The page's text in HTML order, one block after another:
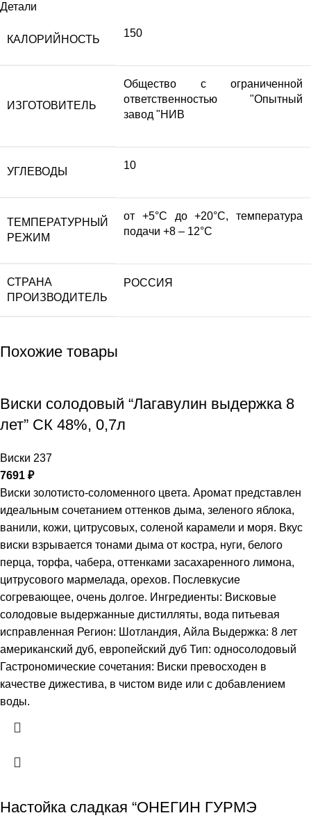
Детали
КАЛОРИЙНОСТЬ
150
ИЗГОТОВИТЕЛЬ
Общество с ограниченной
ответственностью "Опытный
завод "НИВ
УГЛЕВОДЫ
10
ТЕМПЕРАТУРНЫЙ
РЕЖИМ
от +5°С до +20°С, температура
подачи +8 – 12°С
СТРАНА
ПРОИЗВОДИТЕЛЬ
РОССИЯ
Похожие товары
Виски солодовый “Лагавулин выдержка 8
лет” СК 48%, 0,7л
Виски 237
7691 ₽
Виски золотисто-соломенного цвета. Аромат представлен
идеальным сочетанием оттенков дыма, зеленого яблока,
ванили, кожи, цитрусовых, соленой карамели и моря. Вкус
виски взрывается тонами дыма от костра, нуги, белого
перца, торфа, чабера, оттенками засахаренного лимона,
цитрусового мармелада, орехов. Послевкусие
согревающее, очень долгое. Ингредиенты: Висковые
солодовые выдержанные дистилляты, вода питьевая
исправленная Регион: Шотландия, Айла Выдержка: 8 лет
американский дуб, европейский дуб Тип: односолодовый
Гастрономические сочетания: Виски превосходен в
качестве дижестива, в чистом виде или с добавлением
воды.
Настойка сладкая “ОНЕГИН ГУРМЭ